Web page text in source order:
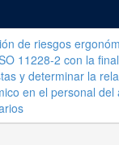
de riesgos
11228-2 con la
y determinar la
en el personal